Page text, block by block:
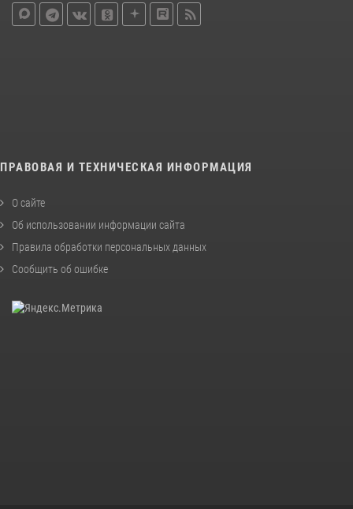
ПРАВОВАЯ И ТЕХНИЧЕСКАЯ ИНФОРМАЦИЯ
О сайте
Об использовании информации сайта
Правила обработки персональных данных
Сообщить об ошибке